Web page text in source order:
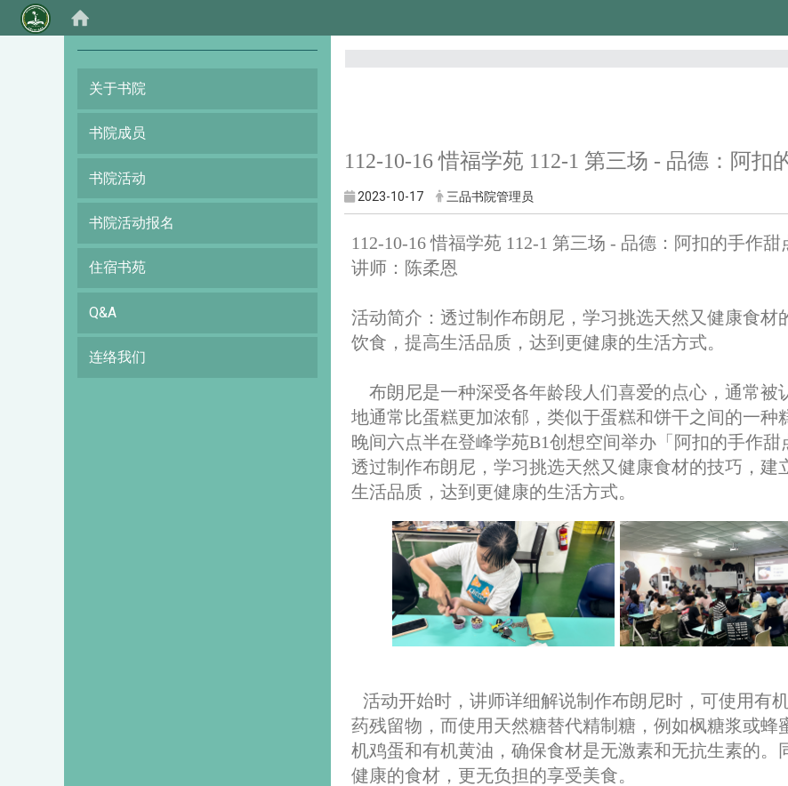
关于书院
书院成员
书院活动
书院活动报名
住宿书苑
Q&A
连络我们
112-10-16 惜福学苑 112-1 第三场 - 品德：阿扣
2023-10-17 三品书院管理员
112-10-16 惜福学苑 112-1 第三场 - 品德：阿扣的手作甜
讲师：陈柔恩
活动简介： 透过制作布朗尼，学习挑选天然又健康食
饮食，提高生活品质，达到更健康的生活方式。
布朗尼是一种深受各年龄段人们喜爱的点心，通常
地通常比蛋糕更加浓郁，类似于蛋糕和饼干之间的一种
晚间六点半在登峰学苑B1创想空间举办「阿扣的手作
透过制作布朗尼，学习挑选天然又健康食材的技巧，
生活品质，达到更健康的生活方式。
活动开始时，讲师详细解说制作布朗尼时，可使用有
药残留物，而使用天然糖替代精制糖，例如枫糖浆或
机鸡蛋和有机黄油，确保食材是无激素和无抗生素的
健康的食材，更无负担的享受美食。